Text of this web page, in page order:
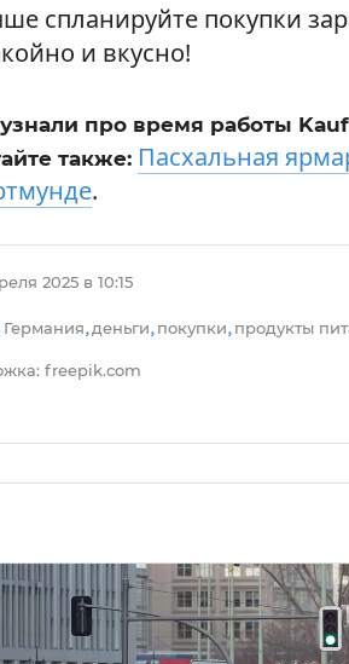
спланируйте покупки
и вкусно!
про время работы
также: Пасхальная
.
2025 в 10:15
Германия, деньги, покупки, продукты
freepik.com